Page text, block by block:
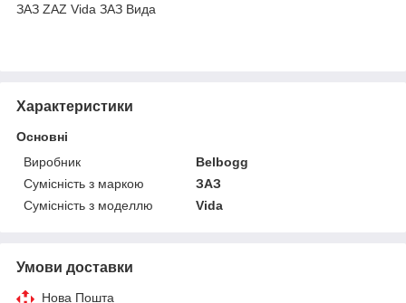
ЗАЗ ZAZ Vida ЗАЗ Вида
Характеристики
Основні
Виробник
Belbogg
Сумісність з маркою
ЗАЗ
Сумісність з моделлю
Vida
Умови доставки
Нова Пошта